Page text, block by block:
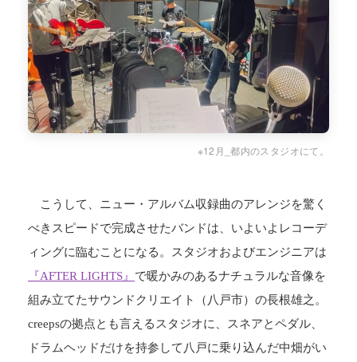
※12月_都内のスタジオにて。
こうして、ニュー・アルバム収録曲のアレンジを驚く
べきスピードで完成させたバンドは、いよいよレコーデ
ィングに臨むことになる。スタジオおよびエンジニアは
『AFTER LIGHTS』 で暖かみのあるナチュラルな音像を
組み立てたサウンドクリエイト（八戸市）の長根雄之。
creepsの拠点とも言えるスタジオに、スネアとペダル、
ドラムヘッドだけを持参して八戸に乗り込んだ中畑がい